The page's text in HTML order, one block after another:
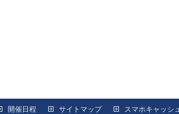
開催日程 サイトマップ スマホキャッシ